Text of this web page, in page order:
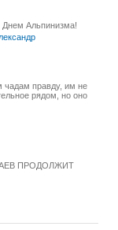
Альпинизма!⁠
правду, им не
рядом, но оно
ПРОДОЛЖИТ